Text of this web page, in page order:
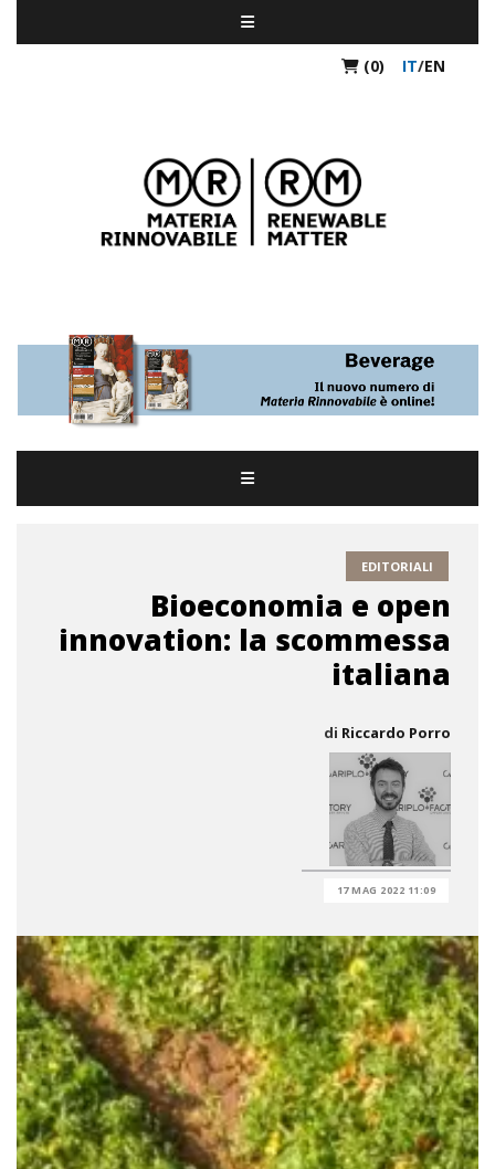
(0) IT/EN
EDITORIALI
Bioeconomia e open
innovation: la scommessa
italiana
di Riccardo Porro
17 MAG 2022 11:09